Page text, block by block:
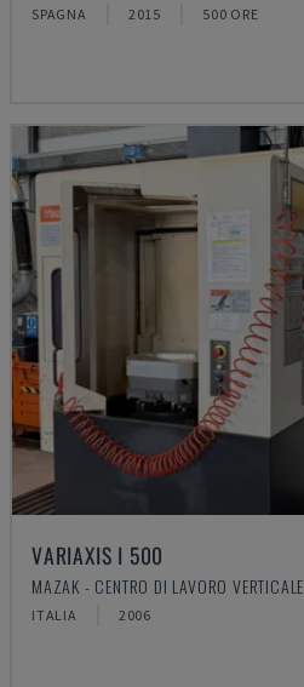
SPAGNA 2015 500 ORE
VARIAXIS I 500
MAZAK - CENTRO DI LAVORO VERTICALE
ITALIA 2006